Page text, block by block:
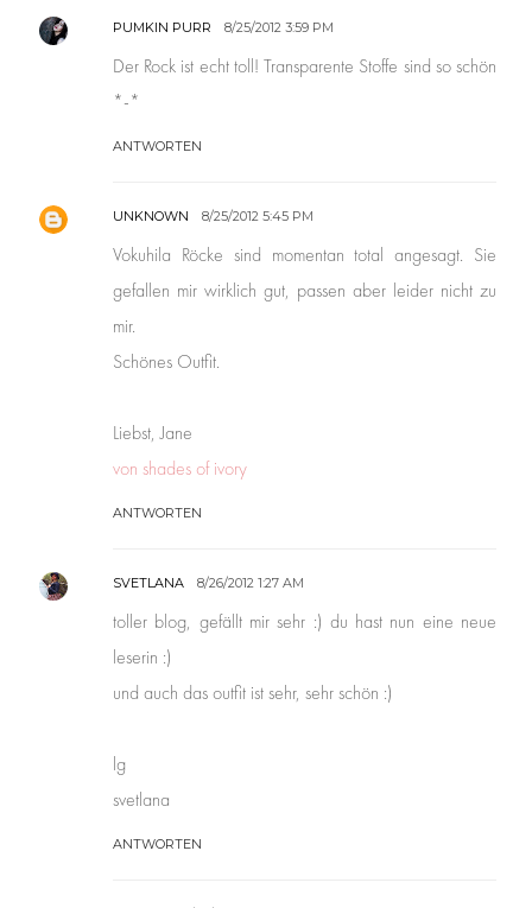
PUMKIN PURR 8/25/2012 3:59 PM
Der Rock ist echt toll! Transparente Stoffe sind so schön
*-*
ANTWORTEN
UNKNOWN 8/25/2012 5:45 PM
Vokuhila Röcke sind momentan total angesagt. Sie
gefallen mir wirklich gut, passen aber leider nicht zu
mir.
Schönes Outfit.
Liebst, Jane
von shades of ivory
ANTWORTEN
SVETLANA 8/26/2012 1:27 AM
toller blog, gefällt mir sehr :) du hast nun eine neue
leserin :)
und auch das outfit ist sehr, sehr schön :)
lg
svetlana
ANTWORTEN